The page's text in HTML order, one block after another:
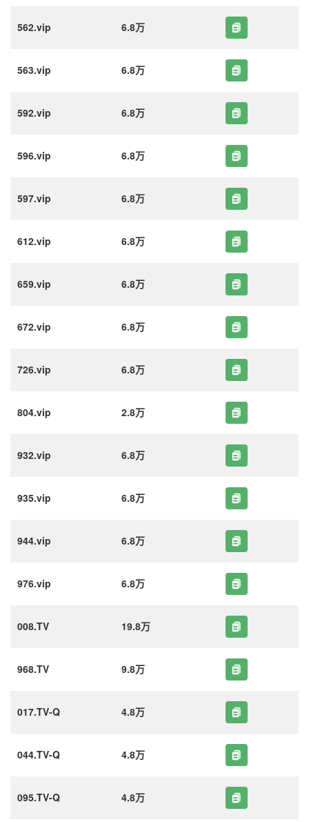
562.vip 6.8万
563.vip 6.8万
592.vip 6.8万
596.vip 6.8万
597.vip 6.8万
612.vip 6.8万
659.vip 6.8万
672.vip 6.8万
726.vip 6.8万
804.vip 2.8万
932.vip 6.8万
935.vip 6.8万
944.vip 6.8万
976.vip 6.8万
008.TV 19.8万
968.TV 9.8万
017.TV-Q 4.8万
044.TV-Q 4.8万
095.TV-Q 4.8万